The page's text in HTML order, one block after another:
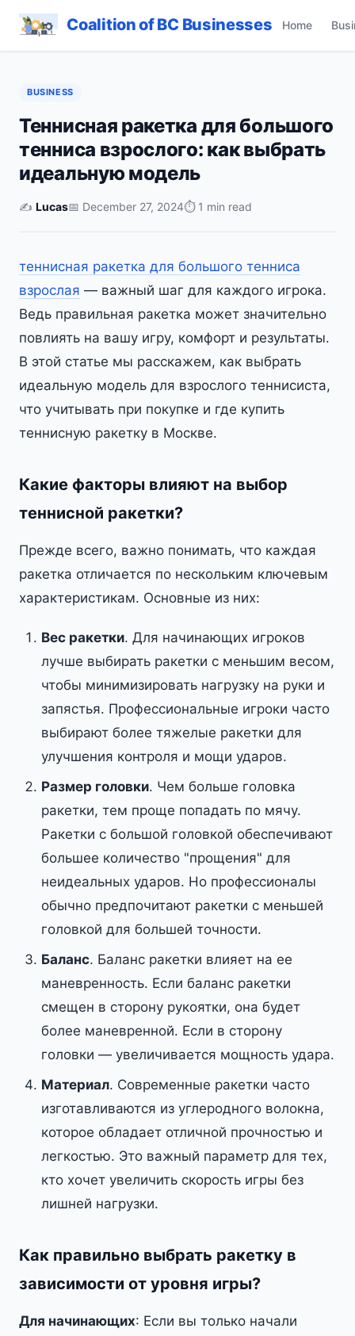
Coalition of BC Businesses Home
BUSINESS
Теннисная ракетка для большого
тенниса взрослого: как выбрать
идеальную модель
✍️ Lucas📅 December 27, 2024⏱ 1 min read
теннисная ракетка для большого тенниса
взрослая — важный шаг для каждого игрока.
Ведь правильная ракетка может значительно
повлиять на вашу игру, комфорт и результаты.
В этой статье мы расскажем, как выбрать
идеальную модель для взрослого теннисиста,
что учитывать при покупке и где купить
теннисную ракетку в Москве.
Какие факторы влияют на выбор
теннисной ракетки?
Прежде всего, важно понимать, что каждая
ракетка отличается по нескольким ключевым
характеристикам. Основные из них:
Вес ракетки. Для начинающих игроков
лучше выбирать ракетки с меньшим весом,
чтобы минимизировать нагрузку на руки и
запястья. Профессиональные игроки часто
выбирают более тяжелые ракетки для
улучшения контроля и мощи ударов.
Размер головки. Чем больше головка
ракетки, тем проще попадать по мячу.
Ракетки с большой головкой обеспечивают
большее количество "прощения" для
неидеальных ударов. Но профессионалы
обычно предпочитают ракетки с меньшей
головкой для большей точности.
Баланс. Баланс ракетки влияет на ее
маневренность. Если баланс ракетки
смещен в сторону рукоятки, она будет
более маневренной. Если в сторону
головки — увеличивается мощность удара.
Материал. Современные ракетки часто
изготавливаются из углеродного волокна,
которое обладает отличной прочностью и
легкостью. Это важный параметр для тех,
кто хочет увеличить скорость игры без
лишней нагрузки.
Как правильно выбрать ракетку в
зависимости от уровня игры?
Для начинающих: Если вы только начали